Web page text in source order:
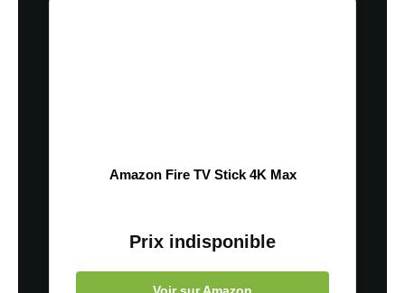
Amazon Fire TV Stick 4K Max
Prix indisponible